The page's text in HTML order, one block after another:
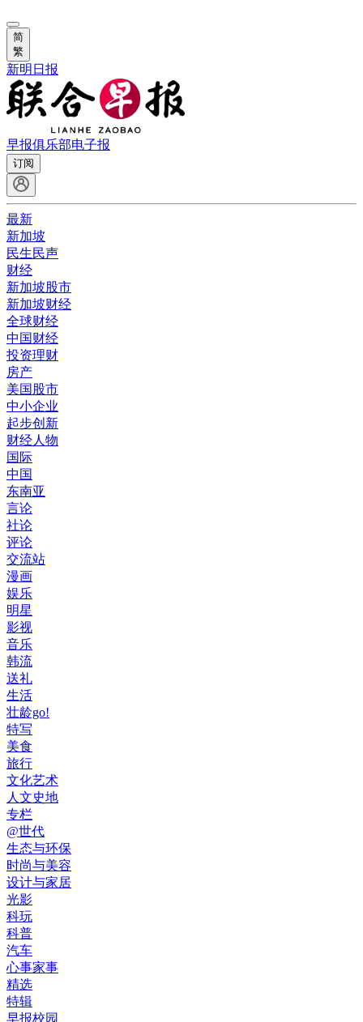
简
繁
新明日报
早报俱乐部电子报
订阅
最新
新加坡
民生民声
财经
新加坡股市
新加坡财经
全球财经
中国财经
投资理财
房产
美国股市
中小企业
起步创新
财经人物
国际
中国
东南亚
言论
社论
评论
交流站
漫画
娱乐
明星
影视
音乐
韩流
送礼
生活
壮龄go!
特写
美食
旅行
文化艺术
人文史地
专栏
@世代
生态与环保
时尚与美容
设计与家居
光影
科玩
科普
汽车
心事家事
精选
特辑
早报校园